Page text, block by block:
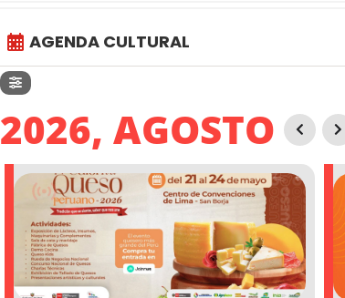
AGENDA CULTURAL
2026, AGOSTO